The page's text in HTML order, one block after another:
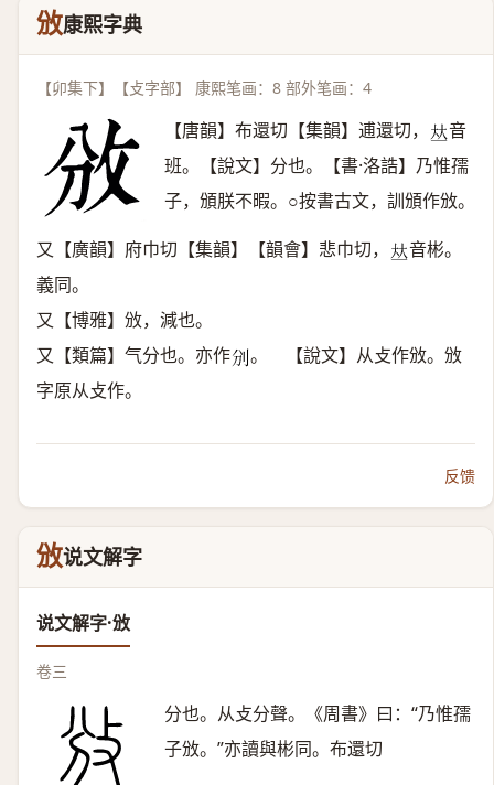
攽康熙字典
【卯集下】【攴字部】 康熙笔画：8 部外笔画：4
【唐韻】布還切【集韻】逋還切， 𠀤音
班。【說文】分也。【書·洛誥】乃惟孺
子，頒朕不暇。○按書古文，訓頒作攽。
又【廣韻】府巾切【集韻】【韻會】悲巾切， 𠀤音彬。
義同。
又【博雅】攽，減也。
又【類篇】气分也。亦作𠚼 。 【說文】从攴作攽。攽
字原从攴作。
反馈
攽说文解字
说文解字·攽
卷三
分也。从攴分聲。《周書》曰：“乃惟孺
子攽。”亦讀與彬同。布還切